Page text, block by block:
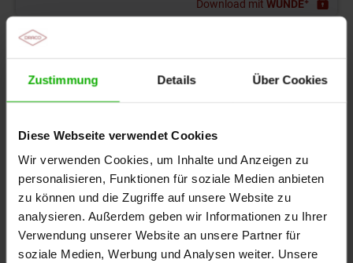
Zustimmung Details Über Cookies
Diese Webseite verwendet Cookies
Wir verwenden Cookies, um Inhalte und Anzeigen zu
personalisieren, Funktionen für soziale Medien anbieten
zu können und die Zugriffe auf unsere Website zu
analysieren. Außerdem geben wir Informationen zu Ihrer
Verwendung unserer Website an unsere Partner für
soziale Medien, Werbung und Analysen weiter. Unsere
Download mit WUNDE⁺
Auch interessant
Aufgezeichnetes Online-Seminar: 100 Krankheiten
Krankheiten: Morbus Basedow und Hashimoto-
Thyreoiditis
Aufgezeichnetes Online-Seminar: Digitale Konzepte
zur Versorgung von DFS: Welche Ideen gibt es?